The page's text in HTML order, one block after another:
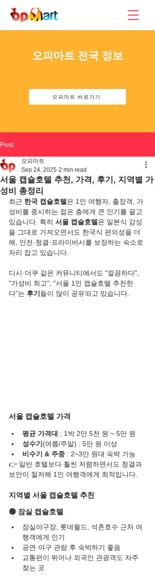
​오피마트 전국 정보
오피마트 바로가기
Post
서울 캡슐호텔 추천, 가격, 후기, 지역별 가
성비 총정리
오피마트
Sep 24, 2025 2 min read
최근 한국 캡슐호텔 은 1인 여행자, 출장객, 가
성비를 중시하는 젊은 층에게 큰 인기를 끌고
있습니다. 특히 서울 캡슐호텔 은 일본식 감성
을 그대로 가져오면서도 한국식 편의성을 더
해, 안전·청결·프라이버시를 보장하는 숙소로
자리 잡고 있습니다.
디시·더쿠 같은 커뮤니티에서도 "깔끔하다",
"가성비 최고", "서울 1인 캡슐호텔 추천한
다"는 후기 들이 많이 공유되고 있습니다.
서울 캡슐호텔 가격
평균 가격대 : 1박 2만 5천 원 ~ 5만 원
성수기 (여름/주말) : 5만 원 이상
비수기 & 주중 : 2~3만 원대 숙박 가능
👉 일반 호텔보다 훨씬 저렴하면서도 청결과
보안이 철저해 1인 여행객에게 최적입니다.
지역별 서울 캡슐호텔 추천
🟢 잠실 캡슐호텔
잠실야구장, 롯데월드, 석촌호수 근처 여
행객에게 인기
공연·야구 관람 후 숙박하기 좋음
교통편이 뛰어나 외국인 관광객도 자주
찾는 곳